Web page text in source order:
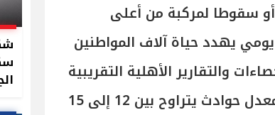
سقوطا لمركبة من أعلى
يهدد حياة آلاف المواطنين
والتقارير الأهلية التقريبية
إلى أن هذا الجزء من الطريق يشهد معدل حوادث يتراوح بين 12 إلى 15